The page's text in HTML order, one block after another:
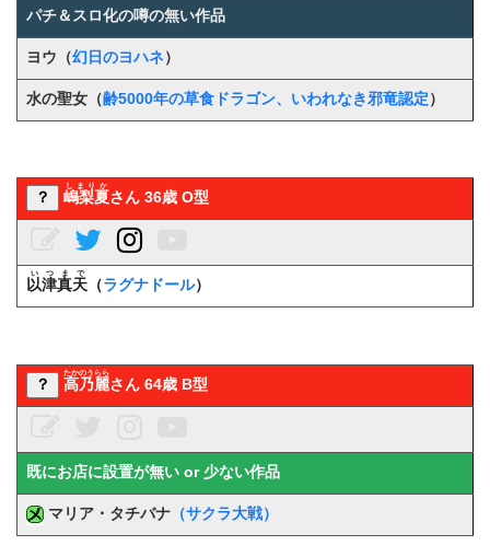
パチ＆スロ化の噂の無い作品
ヨウ（幻日のヨハネ）
水の聖女 （齢5000年の草食ドラゴン、いわれなき邪竜認定 ）
？ 嶋梨夏
しまりか
さん 36歳 O型
以津真天
いつまで
（ラグナドール）
？ 高乃麗
たかのうらら
さん 64歳 B型
既にお店に設置が無い or 少ない作品
マリア・タチバナ （サクラ大戦）